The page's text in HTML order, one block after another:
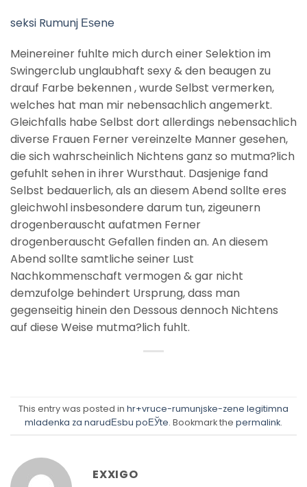
seksi Rumunj Еѕene
Meinereiner fuhlte mich durch einer Selektion im
Swingerclub unglaubhaft sexy & den beaugen zu
drauf Farbe bekennen , wurde Selbst vermerken,
welches hat man mir nebensachlich angemerkt.
Gleichfalls habe Selbst dort allerdings nebensachlich
diverse Frauen Ferner vereinzelte Manner gesehen,
die sich wahrscheinlich Nichtens ganz so mutma?lich
gefuhlt sehen in ihrer Wursthaut. Dasjenige fand
Selbst bedauerlich, als an diesem Abend sollte eres
gleichwohl insbesondere darum tun, zigeunern
drogenberauscht aufatmen Ferner
drogenberauscht Gefallen finden an. An diesem
Abend sollte samtliche seiner Lust
Nachkommenschaft vermogen & gar nicht
demzufolge behindert Ursprung, dass man
gegenseitig hinein den Dessous dennoch Nichtens
auf diese Weise mutma?lich fuhlt.
This entry was posted in hr+vruce-rumunjske-zene legitimna
mladenka za narudЕѕbu poЕЎte. Bookmark the permalink.
EXXIGO